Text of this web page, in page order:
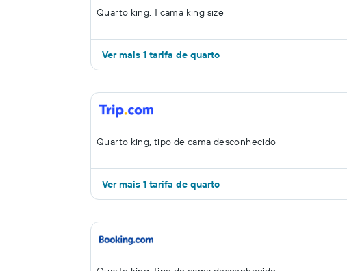
Quarto king, 1 cama king size
Ver mais 1 tarifa de quarto
Quarto king, tipo de cama desconhecido
Ver mais 1 tarifa de quarto